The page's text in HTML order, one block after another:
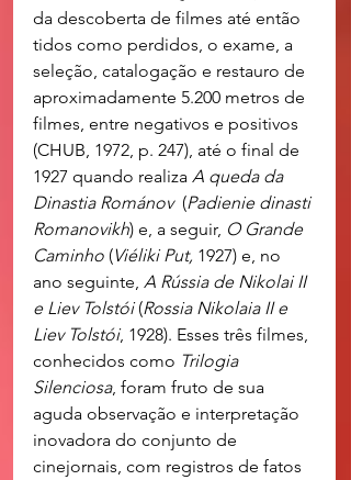
da descoberta de filmes até então
tidos como perdidos, o exame, a
seleção, catalogação e restauro de
aproximadamente 5.200 metros de
filmes, entre negativos e positivos
(CHUB, 1972, p. 247), até o final de
1927 quando realiza A queda da
Dinastia Románov (Padienie dinasti
Romanovikh) e, a seguir, O Grande
Caminho (Viéliki Put, 1927) e, no
ano seguinte, A Rússia de Nikolai II
e Liev Tolstói (Rossia Nikolaia II e
Liev Tolstói, 1928). Esses três filmes,
conhecidos como Trilogia
Silenciosa, foram fruto de sua
aguda observação e interpretação
inovadora do conjunto de
cinejornais, com registros de fatos